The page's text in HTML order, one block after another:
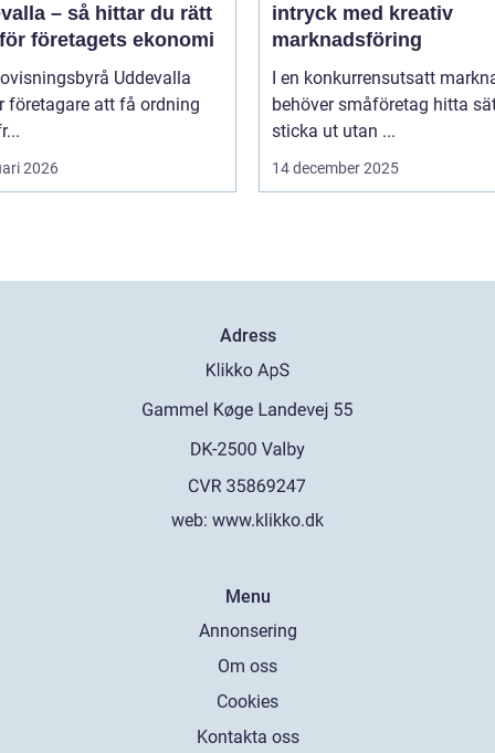
– så hittar du rätt
företagets ekonomi
Uddevalla
företagare att få ordning
2026
intryck med kreativ
marknadsföring
I en konkurrensutsatt
behöver småföretag hitta
sticka ut utan ...
14 december 2025
Adress
web: www.klikko.dk
Menu
Annonsering
Om oss
Cookies
Kontakta oss